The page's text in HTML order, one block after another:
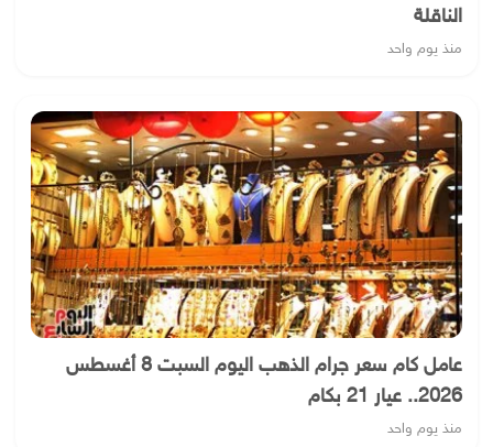
الناقلة
منذ يوم واحد
عامل كام سعر جرام الذهب اليوم السبت 8 أغسطس
2026.. عيار 21 بكام
منذ يوم واحد